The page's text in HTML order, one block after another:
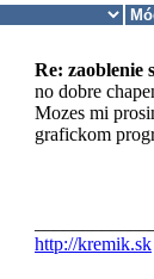
Re: zaoblenie
no dobre
Mozes mi
grafickom
http://kremik.sk